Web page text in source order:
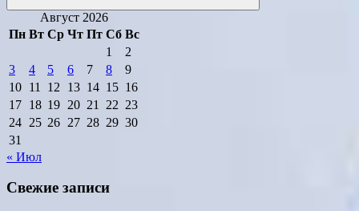
Поиск
Август 2026
Пн Вт Ср Чт Пт Сб Вс
1
2
3
4 5 6 7 8
9
10 11 12 13 14 15 16
17 18 19 20 21 22 23
24 25 26 27 28 29 30
31
« Июл
Свежие записи